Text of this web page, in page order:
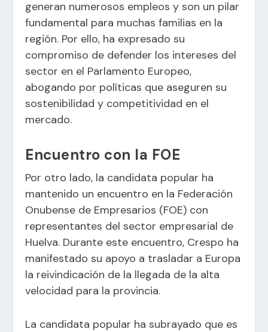
generan numerosos empleos y son un pilar
fundamental para muchas familias en la
región. Por ello, ha expresado su
compromiso de defender los intereses del
sector en el Parlamento Europeo,
abogando por políticas que aseguren su
sostenibilidad y competitividad en el
mercado.
Encuentro con la FOE
Por otro lado, la candidata popular ha
mantenido un encuentro en la Federación
Onubense de Empresarios (FOE) con
representantes del sector empresarial de
Huelva. Durante este encuentro, Crespo ha
manifestado su apoyo a trasladar a Europa
la reivindicación de la llegada de la alta
velocidad para la provincia.
La candidata popular ha subrayado que es